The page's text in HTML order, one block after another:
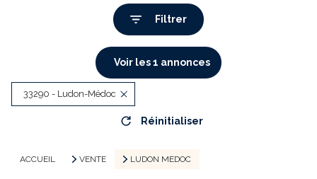
Filtrer
Voir les1 annonces
33290 - Ludon-Médoc
Réinitialiser
ACCUEIL VENTE LUDON MEDOC